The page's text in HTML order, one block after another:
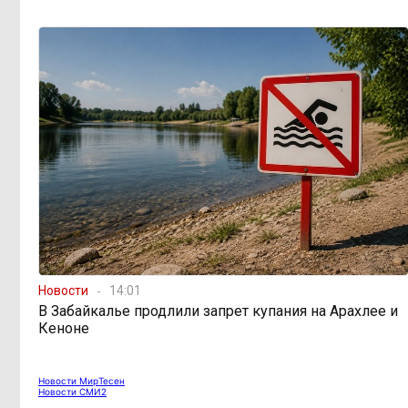
Омск: как Забайкалье провалило
«Чистый воздух»
08:15, Вчера
Депутат Госдумы
объяснил «неполноценность»
женщин библейским сюжетом
08:10, Вчера Прокуратура начала
проверку из-за раскопок ТГК-14
19:02, 5 августа
Забайкалье — в списке регионов,
где бюджетники могут остаться без
Новости 14:01
В Забайкалье продлили запрет купания на Арахлее и
Кеноне
Новости МирТесен
Новости СМИ2